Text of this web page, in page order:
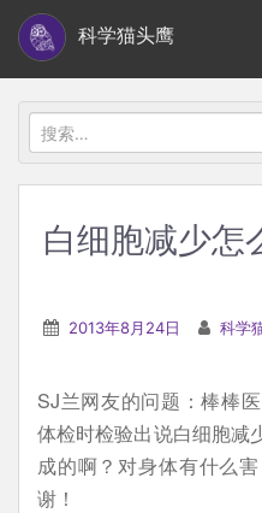
i
科学猫头鹰
搜
索：
白细胞减少怎
2013年8月24日 科学
SJ兰网友的问题：棒棒
体检时检验出说白细胞减
成的啊？对身体有什么
谢！